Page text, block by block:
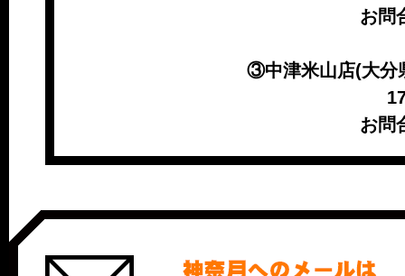
お問
③中津米山店(大分
お問